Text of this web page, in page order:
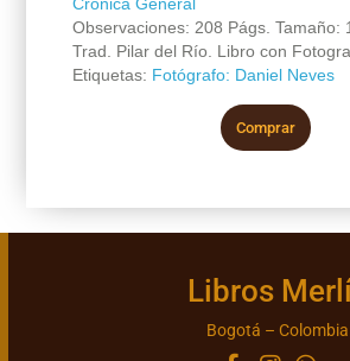
Observaciones: 208 Págs. Tamaño:
Trad. Pilar del Río. Libro con
Etiquetas: Fotógrafo: Daniel Neves
Comprar
Libros
Bogotá – Colombia